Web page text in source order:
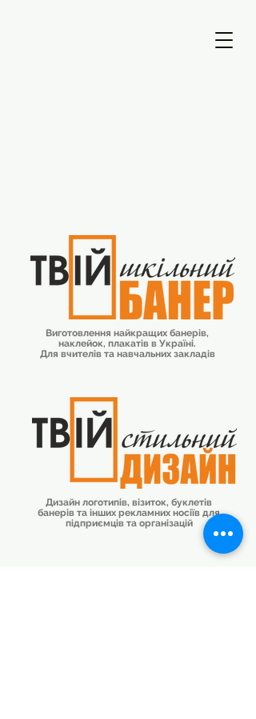
Виготовлення найкращих банерів,
наклейок, плакатів в Україні.
Для вчителів та навчальних закладів
Дизайн логотипів, візиток, буклетів
банерів та інших рекламних носіїв для
підприємців та організацій